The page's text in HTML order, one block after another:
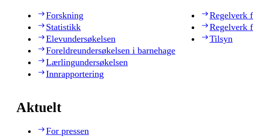
Forskning
Statistikk
Elevundersøkelsen
Foreldreundersøkelsen i barnehage
Lærlingundersøkelsen
Innrapportering
Regelverk
Regelverk
Tilsyn
Aktuelt
For pressen